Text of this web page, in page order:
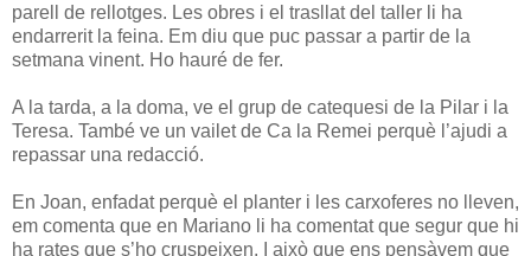
parell de rellotges. Les obres i el trasllat del taller li ha
endarrerit la feina. Em diu que puc passar a partir de la
setmana vinent. Ho hauré de fer.
A la tarda, a la doma, ve el grup de catequesi de la Pilar i la
Teresa. També ve un vailet de Ca la Remei perquè l’ajudi a
repassar una redacció.
En Joan, enfadat perquè el planter i les carxoferes no lleven,
em comenta que en Mariano li ha comentat que segur que hi
ha rates que s’ho cruspeixen. I això que ens pensàvem que